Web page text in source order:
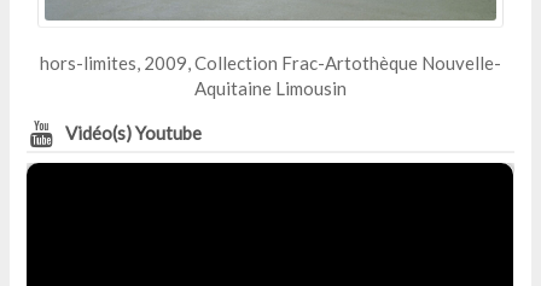
hors-limites, 2009, Collection Frac-Artothèque Nouvelle-
Aquitaine Limousin
Vidéo(s) Youtube